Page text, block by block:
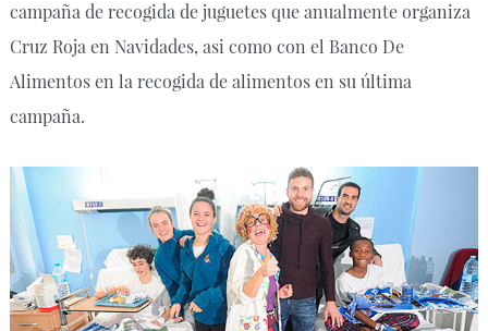
campaña de recogida de juguetes que anualmente organiza
Cruz Roja en Navidades, asi como con el Banco De
Alimentos en la recogida de alimentos en su última
campaña.